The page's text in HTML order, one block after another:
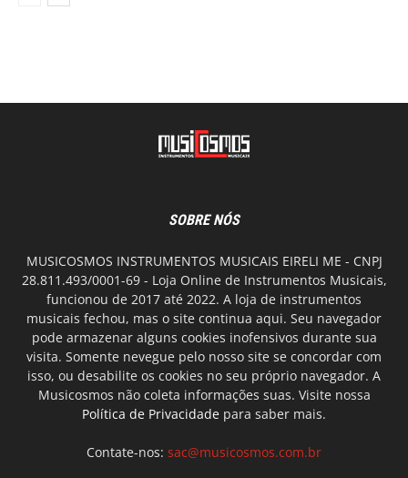
SOBRE NÓS
MUSICOSMOS INSTRUMENTOS MUSICAIS EIRELI ME - CNPJ
28.811.493/0001-69 - Loja Online de Instrumentos Musicais,
funcionou de 2017 até 2022. A loja de instrumentos
musicais fechou, mas o site continua aqui. Seu navegador
pode armazenar alguns cookies inofensivos durante sua
visita. Somente nevegue pelo nosso site se concordar com
isso, ou desabilite os cookies no seu próprio navegador. A
Musicosmos não coleta informações suas. Visite nossa
Política de Privacidade para saber mais.
Contate-nos: sac@musicosmos.com.br